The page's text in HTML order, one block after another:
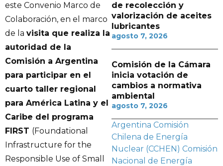
este Convenio Marco de
Colaboración, en el marco
de la visita que realiza la
autoridad de la
Comisión a Argentina
para participar en el
cuarto taller regional
para América Latina y el
Caribe del programa
FIRST (Foundational
Infrastructure for the
Responsible Use of Small
de recolección y
valorización de aceites
lubricantes
agosto 7, 2026
Comisión de la Cámara
inicia votación de
cambios a normativa
ambiental
agosto 7, 2026
Argentina Comisión
Chilena de Energía
Nuclear (CCHEN) Comisión
Nacional de Energía